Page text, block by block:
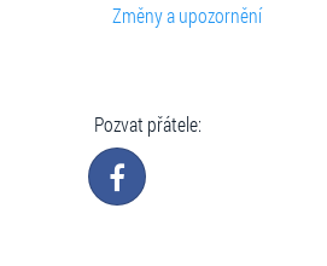
Změny a upozornění
Pozvat přátele: